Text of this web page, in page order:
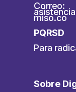
Correo:
miso.co
PQRSD
Para
Sobre